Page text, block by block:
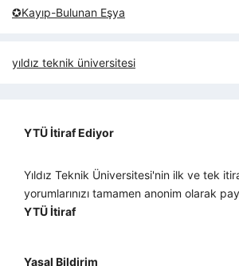
✪Kayıp-Bulunan Eşya
yıldız teknik üniversitesi
YTÜ İtiraf Ediyor
Yıldız Teknik Üniversitesi'nin ilk ve tek
yorumlarınızı tamamen anonim olarak
YTÜ İtiraf
Yasal Bildirim